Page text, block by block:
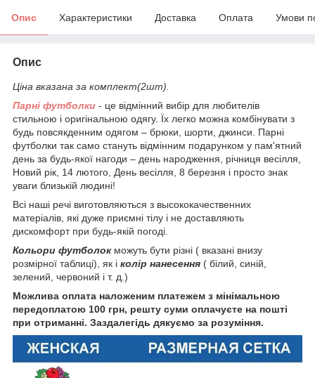
Опис Характеристики Доставка Оплата Умови
Опис
Ціна вказана за комплект(2шт).
Парні футболки - це відмінний вибір для любителів
стильною і оригінальною одягу. Їх легко можна комбінувати з
будь повсякденним одягом – брюки, шорти, джинси. Парні
футболки так само стануть відмінним подарунком у пам'ятний
день за будь-якої нагоди – день народження, річниця весілля,
Новий рік, 14 лютого, День весілля, 8 березня і просто знак
уваги близькій людині!
Всі наші речі виготовляються з высококачественних
матеріалів, які дуже приємні тілу і не доставляють
дискомфорт при будь-якій погоді.
Кольори футболокможуть бути різні ( вказані внизу
розмірної таблиці), як і колір нанесення ( білий, синій,
зелений, червоний і т. д.)
Можлива оплата наложеним платежем з мінімальною
передоплатою 100 грн, решту суми оплачуєте на пошті
при отриманні. Заздалегідь дякуємо за розуміння.